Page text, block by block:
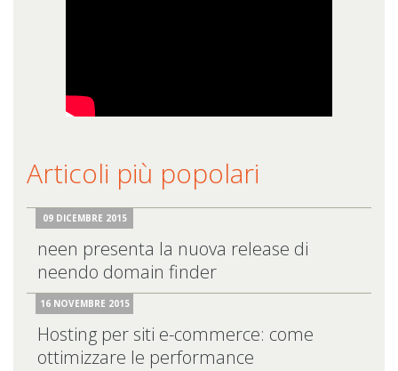
Articoli più popolari
09 DICEMBRE 2015
neen presenta la nuova release di
neendo domain finder
16 NOVEMBRE 2015
Hosting per siti e-commerce: come
ottimizzare le performance